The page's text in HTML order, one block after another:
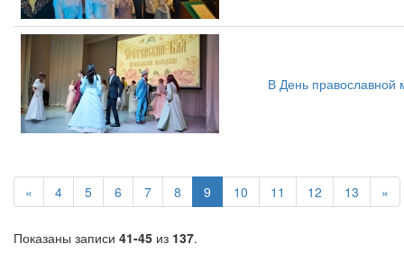
В День
« 4 5 6 7 8 9 10 11 12 13 »
Показаны записи 41-45 из 137.